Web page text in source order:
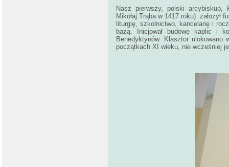
Nasz pierwszy, polski arcybiskup,
Mikołaj Trąba w 1417 roku) założył
liturgię, szkolnictwo, kancelarię i
bazą. Inicjował budowę kaplic i
Benedyktynów. Klasztor ulokowano
początkach XI wieku, nie wcześniej